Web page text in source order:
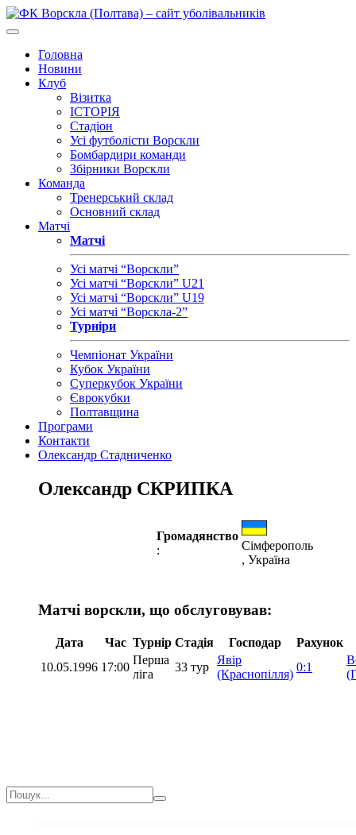
Головна
Новини
Клуб
Візитка
ІСТОРІЯ
Стадіон
Усі футболісти Ворскли
Бомбардири команди
Збірники Ворскли
Команда
Тренерський склад
Основний склад
Матчі
Матчі
Усі матчі “Ворскли”
Усі матчі “Ворскли” U21
Усі матчі “Ворскли” U19
Усі матчі “Ворскла-2”
Турніри
Чемпіонат України
Кубок України
Суперкубок України
Єврокубки
Полтавщина
Програми
Контакти
Олександр Стадниченко
Олександр СКРИПКА
Громадянство
:
Сімферополь
, Україна
Матчі ворскли, що обслуговував:
Дата Час Турнір Стадія Господар
Рахунок
10.05.1996 17:00
Перша
ліга
33 тур
Явір
(Краснопілля)
0:1